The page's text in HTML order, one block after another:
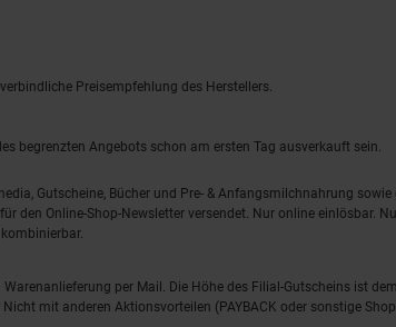
Preisempfehlung des Herstellers.
begrenzten Angebots schon am ersten Tag ausverkauft sein.
Gutscheine, Bücher und Pre- & Anfangsmilchnahrung sowie
den Online-Shop-Newsletter versendet. Nur online einlösbar.
per Mail. Die Höhe des Filial-Gutscheins ist
mit anderen Aktionsvorteilen (PAYBACK oder sonstige